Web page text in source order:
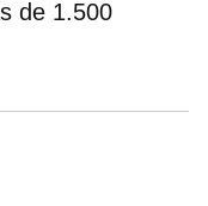
de 1.500